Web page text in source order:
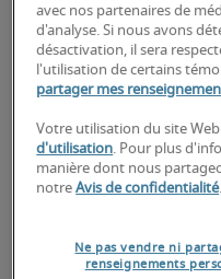
répond à la plupart des
transférables
avancées pour le
avec nos partenaires de
d'analyse. Si nous avons
désactivation, il sera
l'utilisation de certains
partager mes
Votre utilisation du site
d'utilisation. Pour plus
manière dont nous
notreAvis de confidentialité.
Ne pas vendre ni
renseignements